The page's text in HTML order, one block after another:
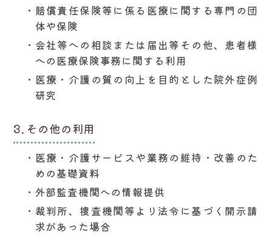
賠償責任保険等に係る医療に関する専門の団
体や保険
会社等への相談または届出等その他、患者様
への医療保険事務に関する利用
医療・介護の質の向上を目的とした院外症例
研究
その他の利用
医療・介護サービスや業務の維持・改善のた
めの基礎資料
外部監査機関への情報提供
裁判所、捜査機関等より法令に基づく開示請
求があった場合